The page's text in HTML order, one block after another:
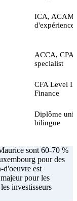
ICA,
d'expérience
ACCA,
specialist
CFA Level
Finance
Diplôme
bilingue
sont 60-70 %
pour des
d'oeuvre est
pour les
investisseurs